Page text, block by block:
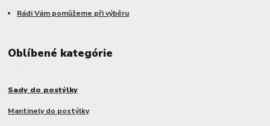
Rádi Vám pomůžeme při výběru
Oblíbené kategórie
Sady do postýlky
Mantinely do postýlky